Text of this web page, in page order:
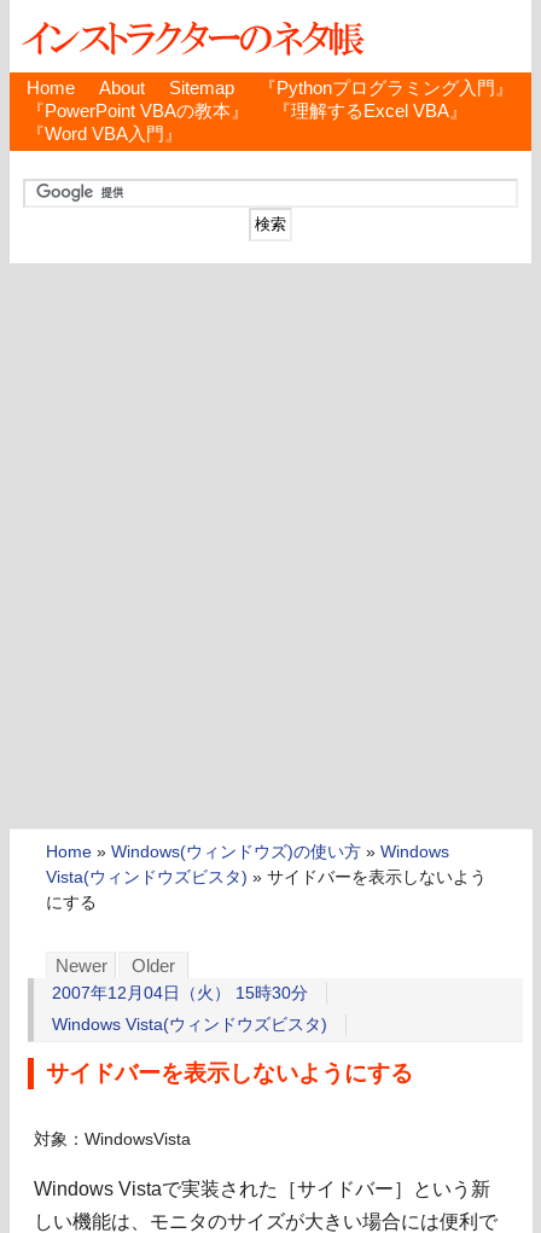
Home About Sitemap
『Pythonプログラミング入門』
『PowerPoint VBAの教本』
『理解するExcel VBA』
『Word VBA入門』
Home » Windows(ウィンドウズ)の使い方 » Windows
Vista(ウィンドウズビスタ) » サイドバーを表示しないよう
にする
Newer Older
2007年12月04日（火） 15時30分
Windows Vista(ウィンドウズビスタ)
サイドバーを表示しないようにする
対象：WindowsVista
Windows Vistaで実装された［サイドバー］という新
しい機能は、モニタのサイズが大きい場合には便利で